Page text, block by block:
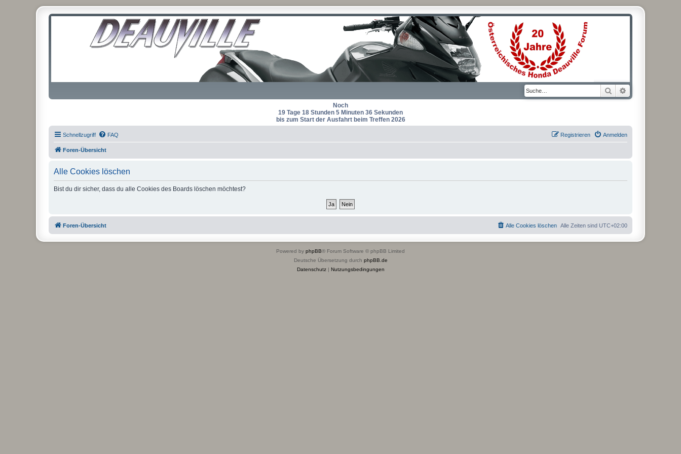
Suche
Noch
19 Tage 18 Stunden 5 Minuten 36 Sekunden
bis zum Start der Ausfahrt beim Treffen 2026
Schnellzugriff FAQ Anmelden
Registrieren
Foren-Übersicht
Alle Cookies löschen
Bist du dir sicher, dass du alle Cookies des Boards löschen möchtest?
Foren-Übersicht Alle Zeiten sind UTC+02:00
Alle Cookies löschen
Powered by phpBB® Forum Software © phpBB Limited
Deutsche Übersetzung durch phpBB.de
Datenschutz| Nutzungsbedingungen